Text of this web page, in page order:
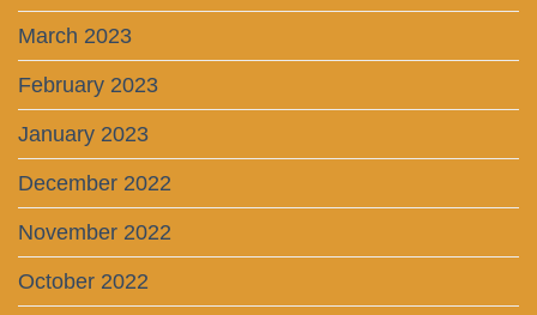
March 2023
February 2023
January 2023
December 2022
November 2022
October 2022